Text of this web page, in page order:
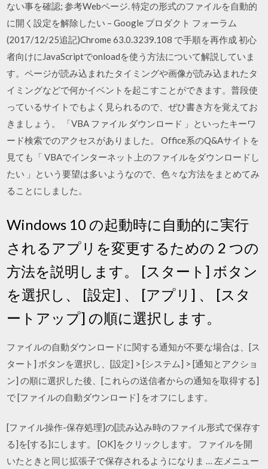
ない事を確認; 参考Webページ. 特定の形式のファイルを自動的
に開く設定を解除したい – Google プロダクト フォーラム
(2017/12/25追記)Chrome 63.0.3239.108 で手順を再作成 初心
者向けにJavaScriptでonloadを使う方法について解説していま
す。ページが読み込まれたタイミングや画像が読み込まれたタ
イミングなどで何かイベントを起こすことができます。普段使
っているサイトでもよく見られるので、ぜひ書き方を覚えてお
きましょう。 「VBA ファイル ダウンロード 」といったキーワ
ード検索でのアクセスがありました。 Office系のQ&Aサイトを
見ても「 VBAでインターネット上のファイルをダウンロードし
たい 」という要望は多いようなので、色々な方法をまとめてみ
ることにしました。
Windows 10 の起動時に自動的に実行
されるアプリを変更するための 2 つの
方法を説明します。 [スタート] ボタン
を選択し、 [設定] 、 [アプリ] 、 [スタ
ートアップ] の順に選択します。
ファイルの自動ダウンロードに関する通知が不要な場合は、[ス
タート] ボタンを選択し、[設定] > [システム] > [通知とアクショ
ン] の順に選択した後、[これらの送信者からの通知を取得する]
で [ファイルの自動ダウンロード] をオフにします。
[ファイル操作-保存処理]の[読み込み時のファイル形式で保存す
る]を[する]にします。 [OK]をクリックします。 ファイルを開
いたときと同じ拡張子で保存されるようになりま … 左メニュー